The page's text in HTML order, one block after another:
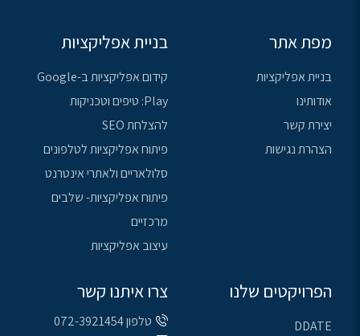
מפת אתר
בניית אפליקציות
אודותינו
יצירת קשר
הצהרת נגישות
בניית אפליקציות
קידום אפליקציות ב-Google
Play: טיפים וטכניקות
להצלחת SEO
פיתוח אפליקציות לטלפונים
סלולאריים ולאתרי אינטרנט
פיתוח אפליקציות- שלבים
מרכזיים
עיצוב אפליקציות
הפרויקטים שלנו
DDATE
צרו איתנו קשר
טלפון 072-3921454